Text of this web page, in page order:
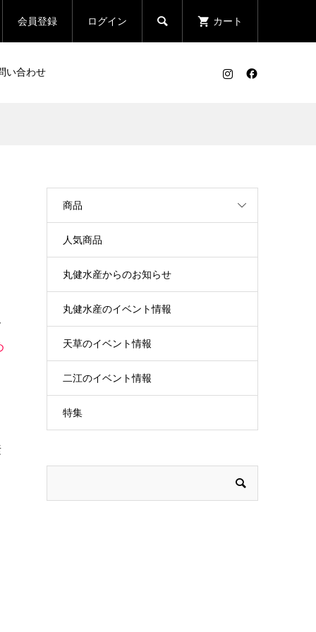
会員登録 ログイン  カート
い合わせ
商品
人気商品
丸健水産からのお知らせ
丸健水産のイベント情報
天草のイベント情報
二江のイベント情報
特集